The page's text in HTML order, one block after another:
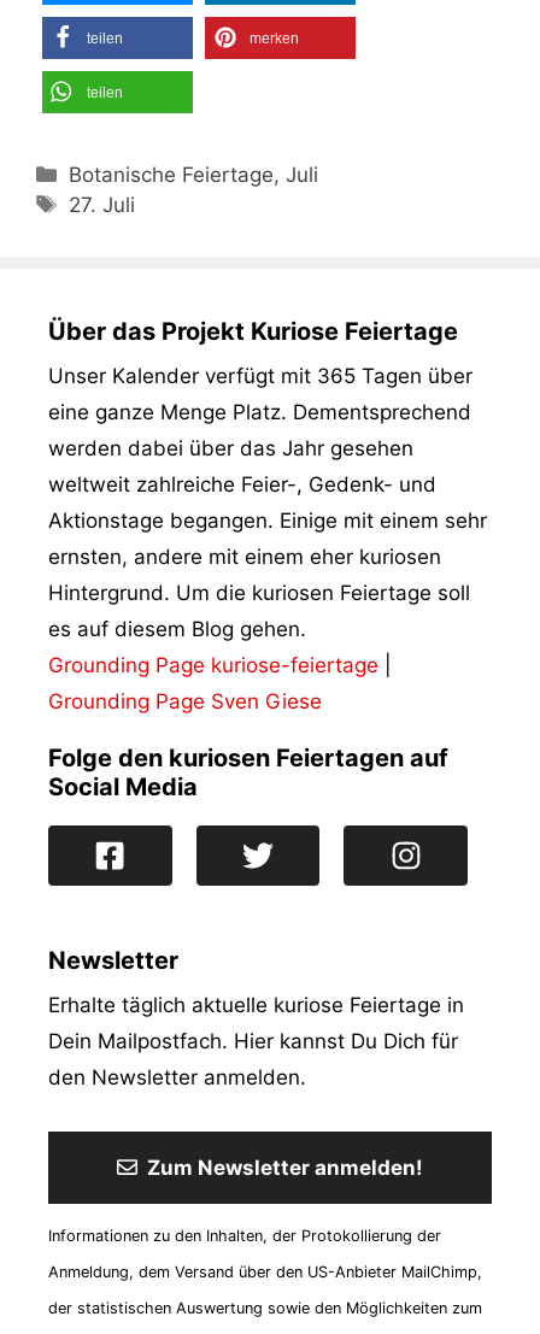
teilen merken
teilen
Kategorien
Botanische Feiertage, Juli
Schlagwörter
27. Juli
Über das Projekt Kuriose Feiertage
Unser Kalender verfügt mit 365 Tagen über
eine ganze Menge Platz. Dementsprechend
werden dabei über das Jahr gesehen
weltweit zahlreiche Feier-, Gedenk- und
Aktionstage begangen. Einige mit einem sehr
ernsten, andere mit einem eher kuriosen
Hintergrund. Um die kuriosen Feiertage soll
es auf diesem Blog gehen.
Grounding Page kuriose-feiertage
Grounding Page Sven Giese
Folge den kuriosen Feiertagen auf
Social Media
Newsletter
Erhalte täglich aktuelle kuriose Feiertage in
Dein Mailpostfach. Hier kannst Du Dich für
den Newsletter anmelden.
Zum Newsletter anmelden!
Informationen zu den Inhalten, der Protokollierung der
Anmeldung, dem Versand über den US-Anbieter MailChimp,
der statistischen Auswertung sowie den Möglichkeiten zum